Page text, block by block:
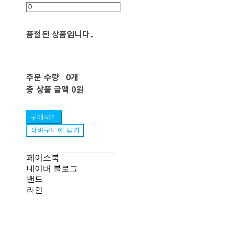
품절된 상품입니다.
주문 수량 0개
총 상품 금액 0원
구매하기
장바구니에 담기
페이스북
네이버 블로그
밴드
라인